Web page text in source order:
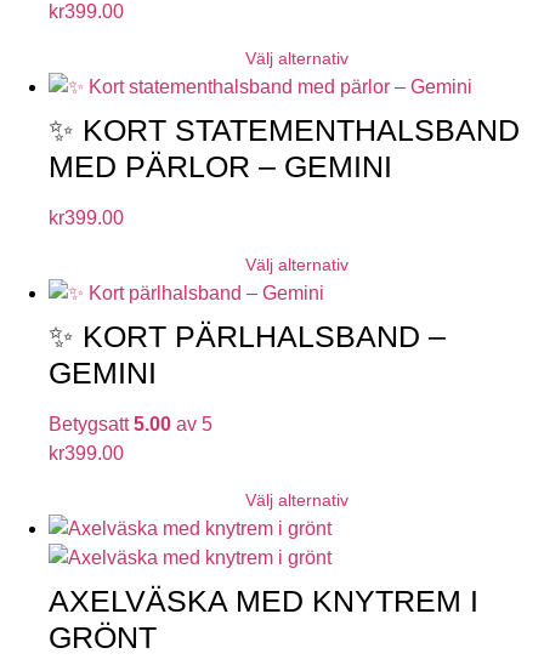
kr399.00
Välj alternativ
✨ KORT STATEMENTHALSBAND
MED PÄRLOR – GEMINI
kr399.00
Välj alternativ
✨ KORT PÄRLHALSBAND –
GEMINI
Betygsatt5.00 av 5
kr399.00
Välj alternativ
AXELVÄSKA MED KNYTREM I
GRÖNT